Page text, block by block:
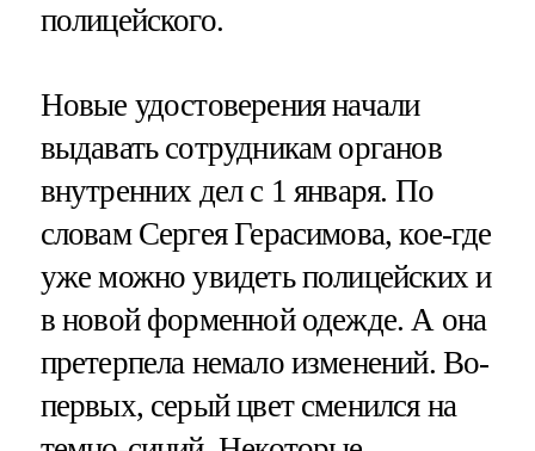
полицейского.
Новые удостоверения начали
выдавать сотрудникам органов
внутренних дел с 1 января. По
словам Сергея Герасимова, кое-где
уже можно увидеть полицейских и
в новой форменной одежде. А она
претерпела немало изменений. Во-
первых, серый цвет сменился на